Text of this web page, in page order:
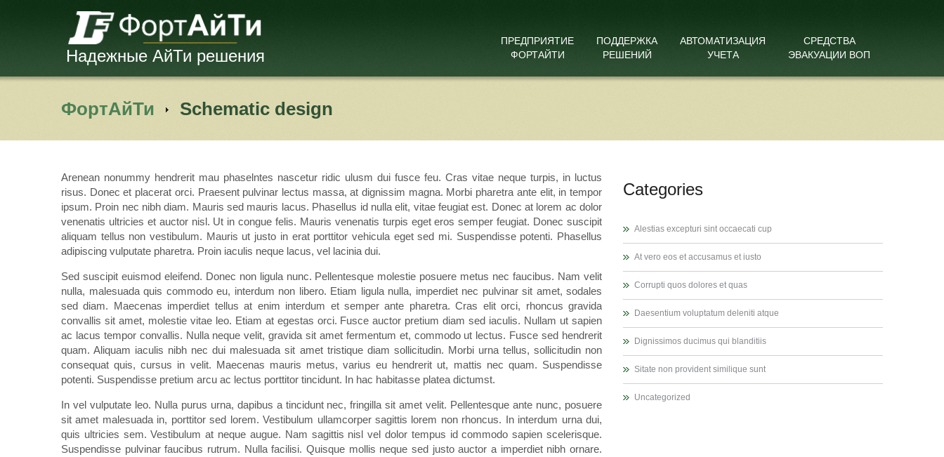
Надежные АйТи решения
ПРЕДПРИЯТИЕ
ФОРТАЙТИ
ПОДДЕРЖКА
РЕШЕНИЙ
АВТОМАТИЗАЦИЯ
УЧЕТА
СРЕДСТВА
ЭВАКУАЦИИ ВОП
ФортАйТи Schematic design
Arenean nonummy hendrerit mau phaselntes nascetur ridic ulusm dui fusce feu. Cras vitae neque turpis, in luctus
risus. Donec et placerat orci. Praesent pulvinar lectus massa, at dignissim magna. Morbi pharetra ante elit, in tempor
ipsum. Proin nec nibh diam. Mauris sed mauris lacus. Phasellus id nulla elit, vitae feugiat est. Donec at lorem ac dolor
venenatis ultricies et auctor nisl. Ut in congue felis. Mauris venenatis turpis eget eros semper feugiat. Donec suscipit
aliquam tellus non vestibulum. Mauris ut justo in erat porttitor vehicula eget sed mi. Suspendisse potenti. Phasellus
adipiscing vulputate pharetra. Proin iaculis neque lacus, vel lacinia dui.
Sed suscipit euismod eleifend. Donec non ligula nunc. Pellentesque molestie posuere metus nec faucibus. Nam velit
nulla, malesuada quis commodo eu, interdum non libero. Etiam ligula nulla, imperdiet nec pulvinar sit amet, sodales
sed diam. Maecenas imperdiet tellus at enim interdum et semper ante pharetra. Cras elit orci, rhoncus gravida
convallis sit amet, molestie vitae leo. Etiam at egestas orci. Fusce auctor pretium diam sed iaculis. Nullam ut sapien
ac lacus tempor convallis. Nulla neque velit, gravida sit amet fermentum et, commodo ut lectus. Fusce sed hendrerit
quam. Aliquam iaculis nibh nec dui malesuada sit amet tristique diam sollicitudin. Morbi urna tellus, sollicitudin non
consequat quis, cursus in velit. Maecenas mauris metus, varius eu hendrerit ut, mattis nec quam. Suspendisse
potenti. Suspendisse pretium arcu ac lectus porttitor tincidunt. In hac habitasse platea dictumst.
In vel vulputate leo. Nulla purus urna, dapibus a tincidunt nec, fringilla sit amet velit. Pellentesque ante nunc, posuere
sit amet malesuada in, porttitor sed lorem. Vestibulum ullamcorper sagittis lorem non rhoncus. In interdum urna dui,
quis ultricies sem. Vestibulum at neque augue. Nam sagittis nisl vel dolor tempus id commodo sapien scelerisque.
Suspendisse pulvinar faucibus rutrum. Nulla facilisi. Quisque mollis neque sed justo auctor a imperdiet nibh ornare.
Categories
Alestias excepturi sint occaecati cup
At vero eos et accusamus et iusto
Corrupti quos dolores et quas
Daesentium voluptatum deleniti atque
Dignissimos ducimus qui blanditiis
Sitate non provident similique sunt
Uncategorized